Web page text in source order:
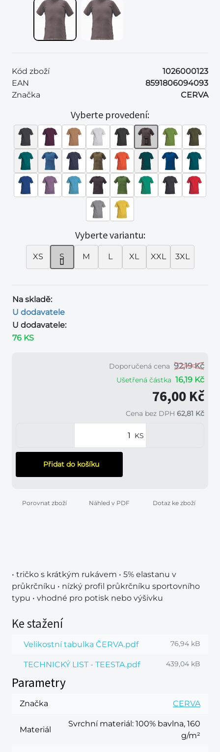
Kód zboží
1026000123
EAN
8591806094093
Značka
CERVA
Vyberte provedení:
Vyberte variantu:
XS S M L XL XXL 3XL
Na skladě:
U dodavatele
U dodavatele:
76 KS
Doporučená cena 92,19 Kč
Ušetřená částka 16,19 Kč
76,00 Kč
Cena bez DPH 62,81 Kč
KS
Přidat do košíku
Porovnat zboží Náhled v PDF Dotaz ke zboží
• tričko s krátkým rukávem • 5% elastanu v
průkrčníku • nízký profil průkrčníku sportovního
typu • vhodné pro potisk nebo výšivku
Ke stažení
Velikostní tabulka ČERVA.pdf 76,94 kB
TECHNICKÝ LIST - TEESTA.pdf 439,04 kB
Parametry
Značka CERVA
Materiál
Svrchní materiál: 100% bavlna, 160
g/m²